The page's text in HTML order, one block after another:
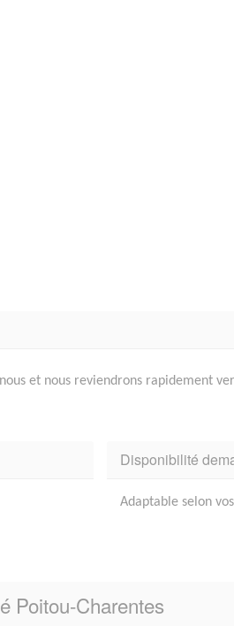
et nous reviendrons rapidement
Disponibilité
Adaptable selon
Poitou-Charentes